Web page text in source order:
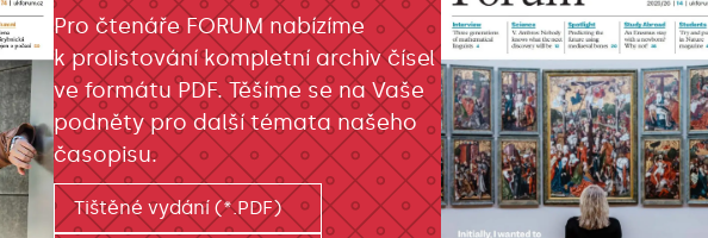
Pro čtenáře FORUM nabízíme
k prolistování kompletní archiv čísel
ve formátu PDF. Těšíme se na Vaše
podněty pro další témata našeho
časopisu.
Tištěné vydání (*.PDF)